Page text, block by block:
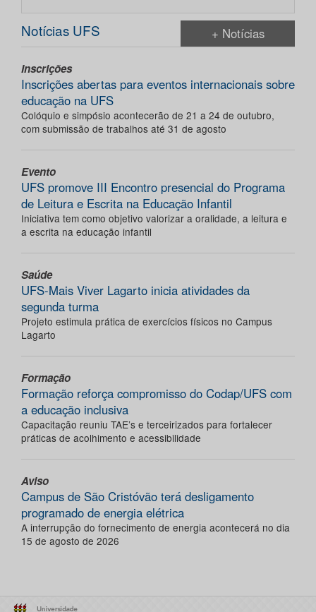
Notícias UFS + Notícias
Inscrições
Inscrições abertas para eventos internacionais sobre
educação na UFS
Colóquio e simpósio acontecerão de 21 a 24 de outubro,
com submissão de trabalhos até 31 de agosto
Evento
UFS promove III Encontro presencial do Programa
de Leitura e Escrita na Educação Infantil
Iniciativa tem como objetivo valorizar a oralidade, a leitura e
a escrita na educação infantil
Saúde
UFS-Mais Viver Lagarto inicia atividades da
segunda turma
Projeto estimula prática de exercícios físicos no Campus
Lagarto
Formação
Formação reforça compromisso do Codap/UFS com
a educação inclusiva
Capacitação reuniu TAE’s e terceirizados para fortalecer
práticas de acolhimento e acessibilidade
Aviso
Campus de São Cristóvão terá desligamento
programado de energia elétrica
A interrupção do fornecimento de energia acontecerá no dia
15 de agosto de 2026